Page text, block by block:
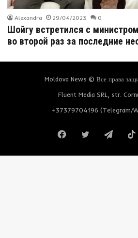
Alexandra 29/04/2023 0
Шойгу встретился с
во второй раз за последние
Moldova News © Все права
Fluent Media SRL, str.
+37379704196 (Telegram/
FacebookTwitter